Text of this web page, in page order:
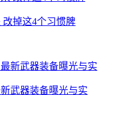
掉这4个习惯脾
武器装备曝光与实